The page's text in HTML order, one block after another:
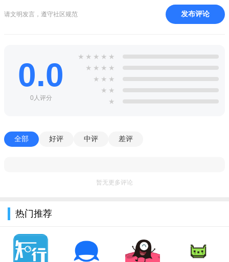
请文明发言，遵守社区规范 发布评论
0.0
0人评分
★ ★ ★ ★ ★
★ ★ ★ ★
★ ★ ★
★ ★
★
全部 好评 中评 差评
暂无更多评论
热门推荐